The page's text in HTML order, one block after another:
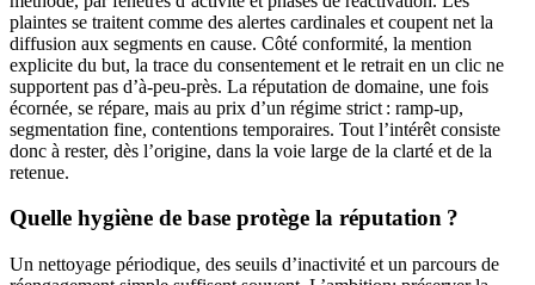
plaintes se traitent comme des alertes cardinales et coupent net la
diffusion aux segments en cause. Côté conformité, la mention
explicite du but, la trace du consentement et le retrait en un clic ne
supportent pas d’à-peu-près. La réputation de domaine, une fois
écornée, se répare, mais au prix d’un régime strict : ramp-up,
segmentation fine, contentions temporaires. Tout l’intérêt consiste
donc à rester, dès l’origine, dans la voie large de la clarté et de la
retenue.
Quelle hygiène de base protège la réputation ?
Un nettoyage périodique, des seuils d’inactivité et un parcours de